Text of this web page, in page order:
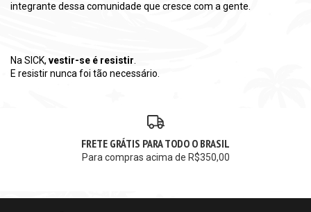
integrante dessa comunidade que cresce com a gente.
Na SICK, vestir-se é resistir
E resistir nunca foi tão necessário.
FRETE GRÁTIS PARA TODO O BRASIL
Para compras acima de R$350,00